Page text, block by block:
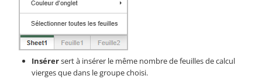
Insérersert à insérer le même nombre de feuilles de calcul
vierges que dans le groupe choisi.